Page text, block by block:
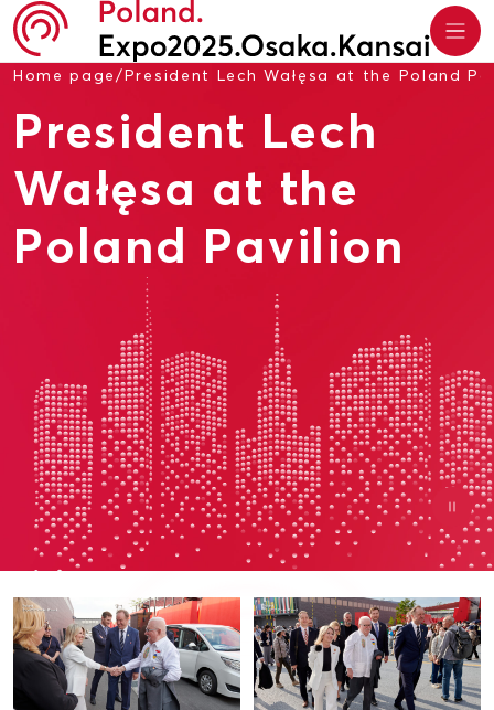
Home page/President Lech Wałęsa at the Poland
President Lech
Wałęsa at the
Poland Pavilion